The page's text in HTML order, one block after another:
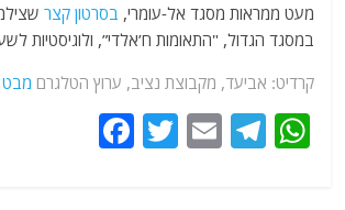
מעט ממראות מסגד אל-עומרי, בסרטון קצר
במסגד הגדול, "התאומות ח’אלדי”, ולוגיסטיות
קרדיט: אביעד, מקבוצת נציב, ערוץ הטלגרם מבט
W
T
E
T